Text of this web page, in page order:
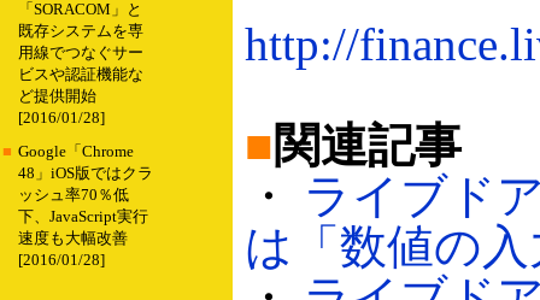
「SORACOM」と
既存システムを専
用線でつなぐサー
ビスや認証機能な
ど提供開始
[2016/01/28]
■ Google「Chrome
48」iOS版ではクラ
ッシュ率70％低
下、JavaScript実行
速度も大幅改善
[2016/01/28]
http://
■関連記事
・ ライブド
は「数値の